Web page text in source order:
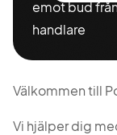
emot bud
handlare
Välkommen till
Vi hjälper dig